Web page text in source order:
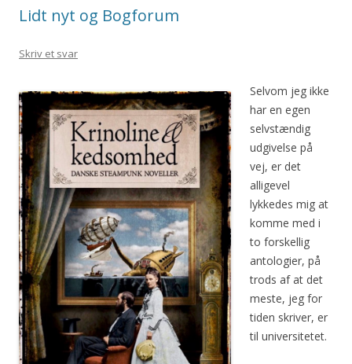
Lidt nyt og Bogforum
Skriv et svar
Selvom jeg ikke
har en egen
selvstændig
udgivelse på
vej, er det
alligevel
lykkedes mig at
komme med i
to forskellig
antologier, på
trods af at det
meste, jeg for
tiden skriver, er
til universitetet.